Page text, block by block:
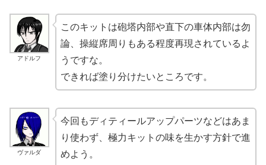
アドルフ
このキットは砲塔内部や直下の車体内部は勿
論、操縦席周りもある程度再現されているよ
うですな。
できれば塗り分けたいところです。
ヴァルダ
今回もディティールアップパーツなどはあま
り使わず、極力キットの味を生かす方針で進
めよう。